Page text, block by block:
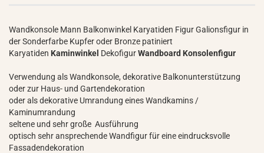
Wandkonsole Mann Balkonwinkel Karyatiden Figur Galionsfigur in
der Sonderfarbe Kupfer oder Bronze patiniert
Karyatiden Kaminwinkel DekofigurWandboard Konsolenfigur
Verwendung als Wandkonsole, dekorative Balkonunterstützung
oder zur Haus- und Gartendekoration
oder als dekorative Umrandung eines Wandkamins /
Kaminumrandung
seltene und sehr große Ausführung
optisch sehr ansprechende Wandfigur für eine eindrucksvolle
Fassadendekoration